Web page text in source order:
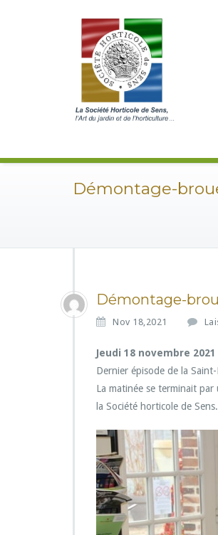
Démontage-
Démontage-
Nov 18,2021
Jeudi 18 novembre 2021
Dernier épisode de la
La matinée se terminait
la Société horticole de Sens.